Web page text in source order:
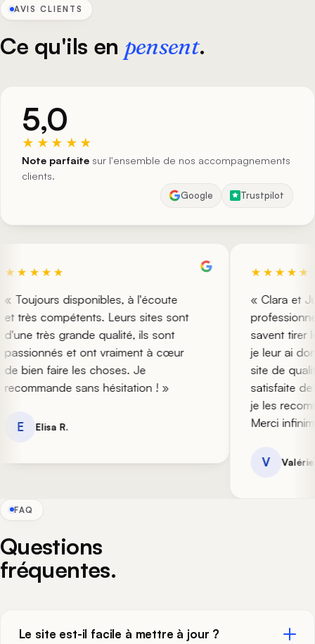
AVIS CLIENTS
Ce qu'ils en pensent.
5,0
★★★★★
Note parfaite sur l'ensemble de nos accompagnements
clients.
Google Trustpilot
disponibles, à l'écoute
compétents. Leurs sites sont
très grande qualité, ils sont
et ont vraiment à cœur
bien faire les choses. Je
sans hésitation ! »
Elisa R.
★★★★★
« Clara et
savent tirer le
je leur ai
site de
satisfaite de
je les
Merci
Valérie C.
FAQ
Questions
fréquentes.
Le site est-il facile à mettre à jour ?